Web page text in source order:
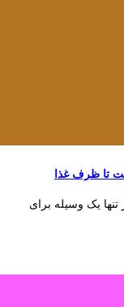
تا ظرف غذا
یک وسیله برای